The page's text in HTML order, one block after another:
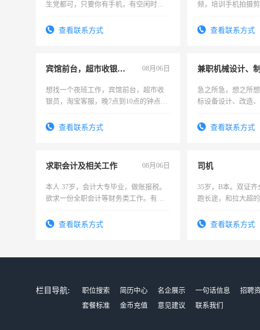
生党都可，只要你有手机，有空闲时
勤快的四五十，每天挣零花钱没问题！
查看联系方式
频，培训手机拍摄
频，培训手机拍摄
查看联系方式
宾馆前台，超市收银员，淘宝客服 08月06日
想找一个夜班工作，宾馆前台，超市收
银员，淘宝客服，晚7点到10点的钟点
号同微信查看联系方式
急之所急，想之所
标设备设计、改造
结识有识之士，共享
查看联系方式
求职会计及相关工作 08月06日
本人 37岁，会计大专毕业，做账报税。
欲求一份全职会计等财务类工作。有会
查看联系方式
司机
35岁，B本。双证
跑长途，和拉大超
查看联系方式
栏目导航: 职位搜索 简历中心 名企展示 一句话信息 招聘
套餐标准
金币充值 意见建议 联系我们